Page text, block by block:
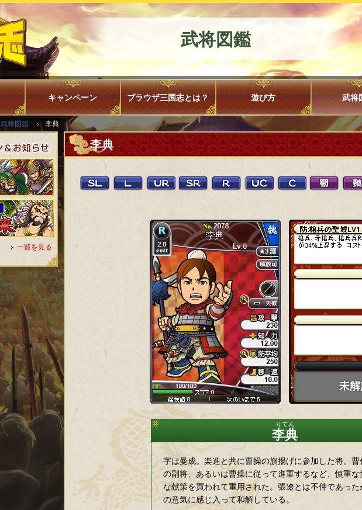
武将図鑑
キャンペーン ブラウザ三国志とは？ 遊び方 武将
武将図鑑 李典
一覧を見る
李典
李典
字は曼成。楽進と共に曹操の旗揚げに参加した将。曹
の副将、あるいは曹操に従って進軍するなど、慎重な
な献策を買われて重用された。張遼とは不仲であった
の意気に感じ入って和解している。